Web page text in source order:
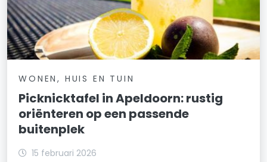
WONEN, HUIS EN TUIN
Picknicktafel in Apeldoorn: rustig
oriënteren op een passende
buitenplek
15 februari 2026